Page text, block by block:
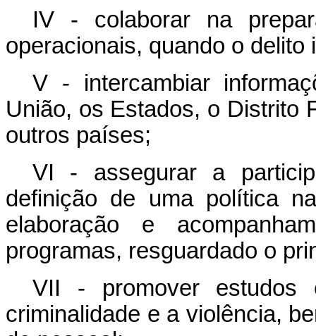
IV - colaborar na
operacionais, quando o
V - intercambiar
União, os Estados, o Distrito
outros países;
VI - assegurar a
definição de uma política
elaboração e
programas, resguardado o
VII - promover estudos
criminalidade e a violência,